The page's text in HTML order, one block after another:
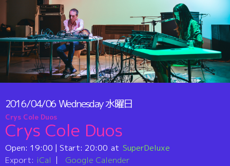
2016/04/06 Wednesday水曜日
Crys Cole Duos
Crys Cole Duos
Open: 19:00 | Start: 20:00
SuperDeluxe
Export: iCal Google Calender